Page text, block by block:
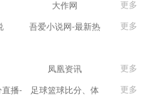
大作网
更多
吾爱小说网-最新热
更多
凤凰资讯
更多
直播-
足球篮球比分、体
更多